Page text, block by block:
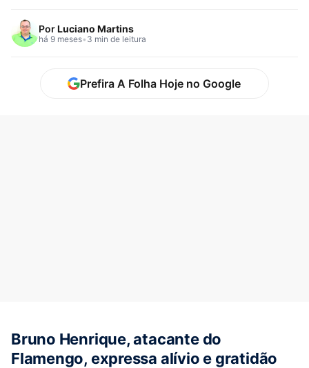
PorLuciano Martins
há 9 meses• 3 min de leitura
Prefira A Folha Hoje no Google
Bruno Henrique, atacante do
Flamengo, expressa alívio e gratidão